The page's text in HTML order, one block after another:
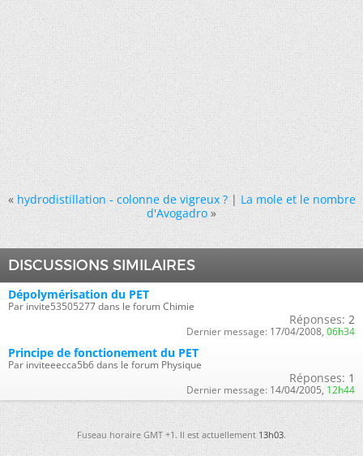
« hydrodistillation - colonne de vigreux ?|La mole et le nombre
d'Avogadro »
DISCUSSIONS SIMILAIRES
Dépolymérisation du PET
Par invite53505277 dans le forum Chimie
Réponses: 2
Dernier message: 17/04/2008, 06h34
Principe de fonctionement du PET
Par inviteeecca5b6 dans le forum Physique
Réponses: 1
Dernier message: 14/04/2005, 12h44
Fuseau horaire GMT +1. Il est actuellement13h03.